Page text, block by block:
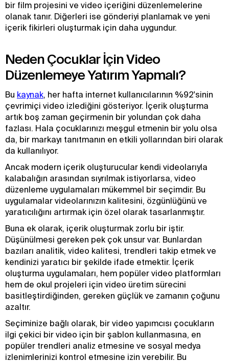
bir film projesini ve video içeriğini düzenlemelerine
olanak tanır. Diğerleri ise gönderiyi planlamak ve yeni
içerik fikirleri oluşturmak için daha uygundur.
Neden Çocuklar İçin Video
Düzenlemeye Yatırım Yapmalı?
Bu kaynak, her hafta internet kullanıcılarının %92'sinin
çevrimiçi video izlediğini gösteriyor. İçerik oluşturma
artık boş zaman geçirmenin bir yolundan çok daha
fazlası. Hala çocuklarınızı meşgul etmenin bir yolu olsa
da, bir markayı tanıtmanın en etkili yollarından biri olarak
da kullanılıyor.
Ancak modern içerik oluşturucular kendi videolarıyla
kalabalığın arasından sıyrılmak istiyorlarsa, video
düzenleme uygulamaları mükemmel bir seçimdir. Bu
uygulamalar videolarınızın kalitesini, özgünlüğünü ve
yaratıcılığını artırmak için özel olarak tasarlanmıştır.
Buna ek olarak, içerik oluşturmak zorlu bir iştir.
Düşünülmesi gereken pek çok unsur var. Bunlardan
bazıları analitik, video kalitesi, trendleri takip etmek ve
kendinizi yaratıcı bir şekilde ifade etmektir. İçerik
oluşturma uygulamaları, hem popüler video platformları
hem de okul projeleri için video üretim sürecini
basitleştirdiğinden, gereken güçlük ve zamanın çoğunu
azaltır.
Seçiminize bağlı olarak, bir video yapımcısı çocukların
ilgi çekici bir video için bir şablon kullanmasına, en
popüler trendleri analiz etmesine ve sosyal medya
izlenimlerinizi kontrol etmesine izin verebilir. Bu